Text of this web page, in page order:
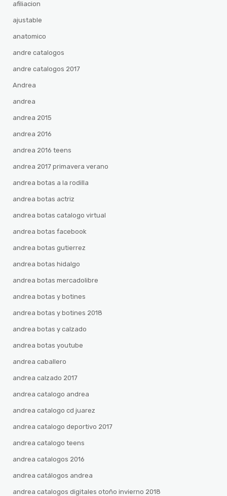
afiliacion
ajustable
anatomico
andre catalogos
andre catalogos 2017
Andrea
andrea
andrea 2015
andrea 2016
andrea 2016 teens
andrea 2017 primavera verano
andrea botas a la rodilla
andrea botas actriz
andrea botas catalogo virtual
andrea botas facebook
andrea botas gutierrez
andrea botas hidalgo
andrea botas mercadolibre
andrea botas y botines
andrea botas y botines 2018
andrea botas y calzado
andrea botas youtube
andrea caballero
andrea calzado 2017
andrea catalogo andrea
andrea catalogo cd juarez
andrea catalogo deportivo 2017
andrea catalogo teens
andrea catalogos 2016
andrea catálogos andrea
andrea catalogos digitales otoño invierno 2018